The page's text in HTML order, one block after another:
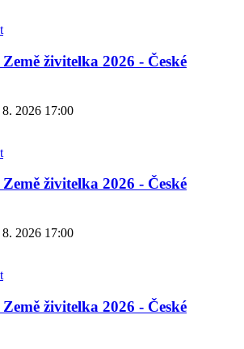
živitelka 2026 - České
2026 17:00
živitelka 2026 - České
2026 17:00
živitelka 2026 - České